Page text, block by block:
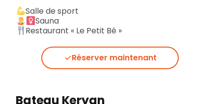
Salle de sport
Sauna
Restaurant « Le Petit Bé »
Réserver maintenant
Bateau Keryan